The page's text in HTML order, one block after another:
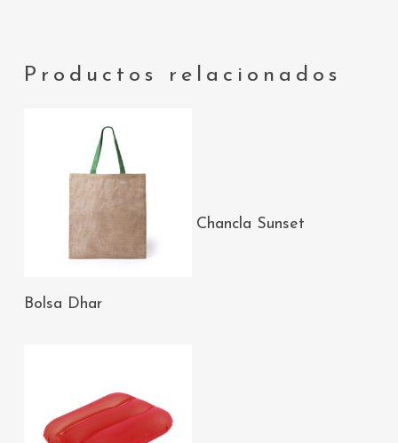
Productos relacionados
AÑADIR AL
Bolsa Dhar
AÑADIR AL
Chancla Sunset